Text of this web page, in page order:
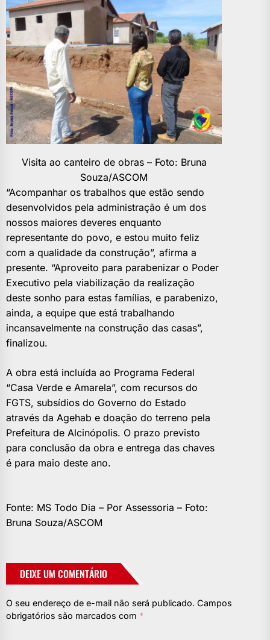
Visita ao canteiro de obras – Foto: Bruna
Souza/ASCOM
“Acompanhar os trabalhos que estão sendo
desenvolvidos pela administração é um dos
nossos maiores deveres enquanto
representante do povo, e estou muito feliz
com a qualidade da construção”, afirma a
presente. “Aproveito para parabenizar o Poder
Executivo pela viabilização da realização
deste sonho para estas famílias, e parabenizo,
ainda, a equipe que está trabalhando
incansavelmente na construção das casas”,
finalizou.
A obra está incluída ao Programa Federal
“Casa Verde e Amarela”, com recursos do
FGTS, subsídios do Governo do Estado
através da Agehab e doação do terreno pela
Prefeitura de Alcinópolis. O prazo previsto
para conclusão da obra e entrega das chaves
é para maio deste ano.
Fonte: MS Todo Dia – Por Assessoria – Foto:
Bruna Souza/ASCOM
DEIXE UM COMENTÁRIO
O seu endereço de e-mail não será publicado. Campos
obrigatórios são marcados com *